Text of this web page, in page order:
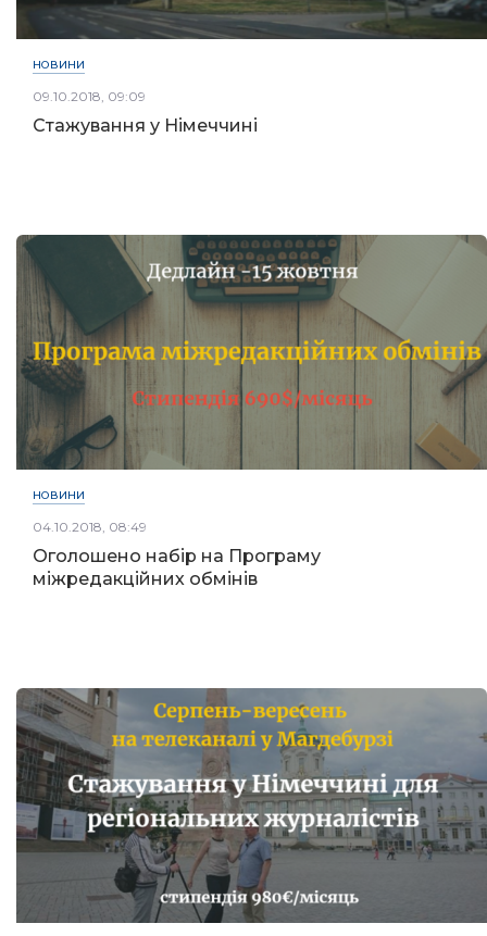
НОВИНИ
09.10.2018, 09:09
Стажування у Німеччині
НОВИНИ
04.10.2018, 08:49
Оголошено набір на Програму
міжредакційних обмінів